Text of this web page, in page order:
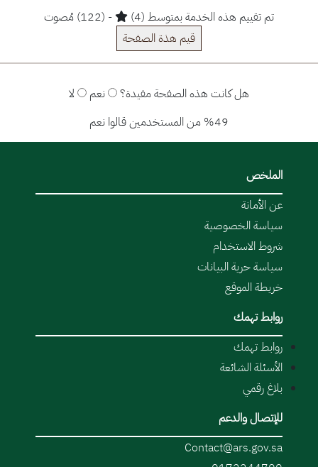
تم تقييم هذه الخدمة بمتوسط (4)
- (122) مُصوت
قيم هذة الصفحة
هل كانت هذه الصفحة مفيدة؟ نعم
لا
%49 من المستخدمين قالوا نعم
الملخص
عن الأمانة
سياسة الخصوصية
شروط الاستخدام
سياسة حرية البيانات
خريطة الموقع
روابط تهمك
روابط تهمك
الأسئلة الشائعة
بلاغ رقمي
للإتصال والدعم
Contact@ars.gov.sa